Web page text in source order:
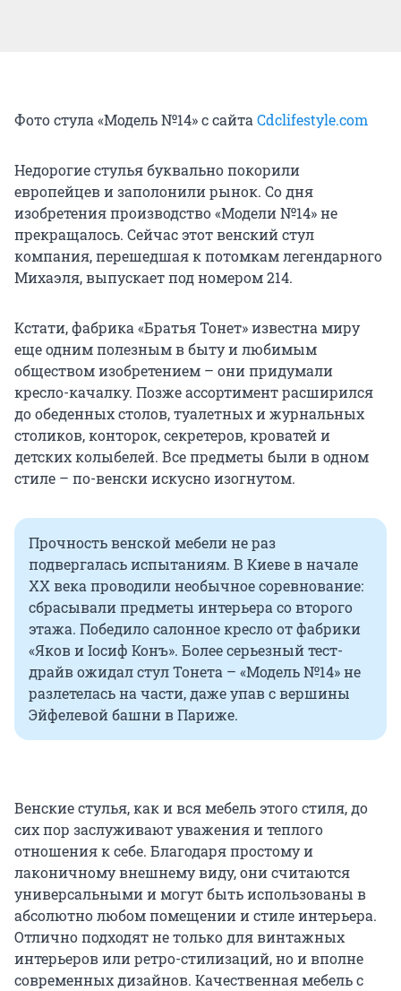
Фото стула «Модель №14» с сайтаCdclifestyle.com
Недорогие стулья буквально покорили
европейцев и заполонили рынок. Со дня
изобретения производство «Модели №14» не
прекращалось. Сейчас этот венский стул
компания, перешедшая к потомкам легендарного
Михаэля, выпускает под номером 214.
Кстати, фабрика «Братья Тонет» известна миру
еще одним полезным в быту и любимым
обществом изобретением – они придумали
кресло-качалку. Позже ассортимент расширился
до обеденных столов, туалетных и журнальных
столиков, конторок, секретеров, кроватей и
детских колыбелей. Все предметы были в одном
стиле – по-венски искусно изогнутом.
Прочность венской мебели не раз
подвергалась испытаниям. В Киеве в начале
XX века проводили необычное соревнование:
сбрасывали предметы интерьера со второго
этажа. Победило салонное кресло от фабрики
«Яков и Іосиф Конъ». Более серьезный тест-
драйв ожидал стул Тонета – «Модель №14» не
разлетелась на части, даже упав с вершины
Эйфелевой башни в Париже.
Венские стулья, как и вся мебель этого стиля, до
сих пор заслуживают уважения и теплого
отношения к себе. Благодаря простому и
лаконичному внешнему виду, они считаются
универсальными и могут быть использованы в
абсолютно любом помещении и стиле интерьера.
Отлично подходят не только для винтажных
интерьеров или ретро-стилизаций, но и вполне
современных дизайнов. Качественная мебель с